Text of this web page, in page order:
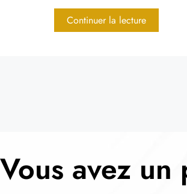
Continuer la lecture
Vous avez